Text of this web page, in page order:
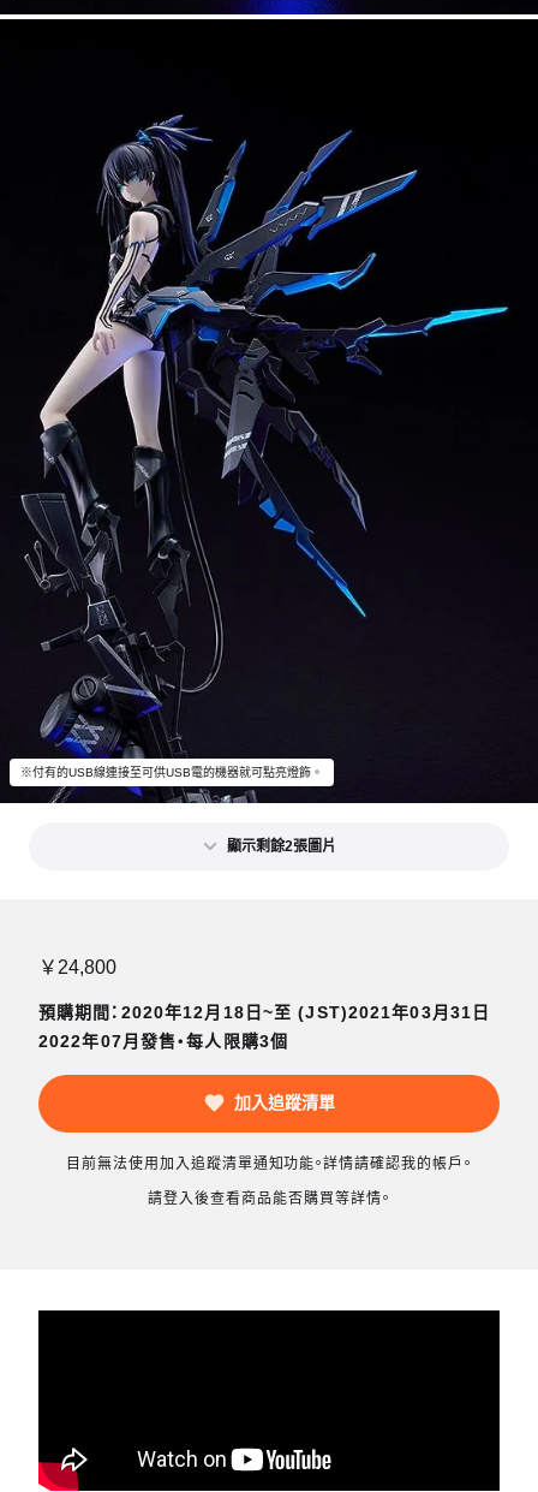
※付有的USB線連接至可供USB電的機器就可點亮燈飾。
顯示剩餘2張圖片
￥24,800
預購期間：2020年12月18日~至 (JST)2021年03月31日
2022年07月發售・每人限購3個
加入追蹤清單
目前無法使用加入追蹤清單通知功能。詳情請確認我的帳戶。
請登入後查看商品能否購買等詳情。